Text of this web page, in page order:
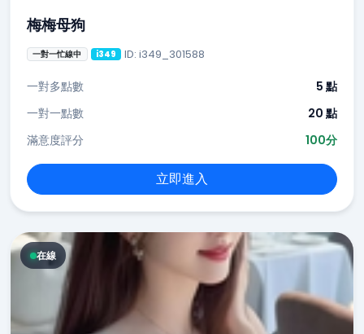
梅梅母狗
一對一忙線中 i349 ID: i349_301588
一對多點數
5 點
一對一點數
20 點
滿意度評分
100分
立即進入
在線